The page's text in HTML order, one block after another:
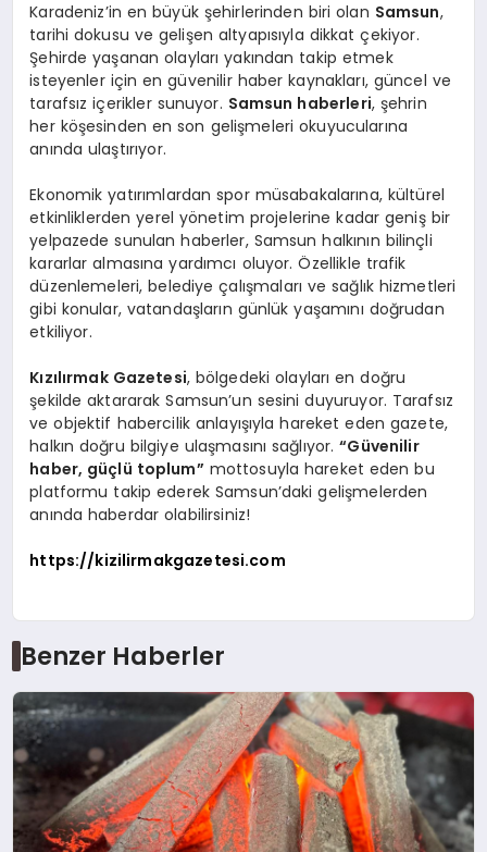
Karadeniz’in en büyük şehirlerinden biri olan Samsun,
tarihi dokusu ve gelişen altyapısıyla dikkat çekiyor.
Şehirde yaşanan olayları yakından takip etmek
isteyenler için en güvenilir haber kaynakları, güncel ve
tarafsız içerikler sunuyor. Samsun haberleri, şehrin
her köşesinden en son gelişmeleri okuyucularına
anında ulaştırıyor.
Ekonomik yatırımlardan spor müsabakalarına, kültürel
etkinliklerden yerel yönetim projelerine kadar geniş bir
yelpazede sunulan haberler, Samsun halkının bilinçli
kararlar almasına yardımcı oluyor. Özellikle trafik
düzenlemeleri, belediye çalışmaları ve sağlık hizmetleri
gibi konular, vatandaşların günlük yaşamını doğrudan
etkiliyor.
Kızılırmak Gazetesi, bölgedeki olayları en doğru
şekilde aktararak Samsun’un sesini duyuruyor. Tarafsız
ve objektif habercilik anlayışıyla hareket eden gazete,
halkın doğru bilgiye ulaşmasını sağlıyor.“Güvenilir
haber, güçlü toplum” mottosuyla hareket eden bu
platformu takip ederek Samsun’daki gelişmelerden
anında haberdar olabilirsiniz!
https://kizilirmakgazetesi.com
Benzer Haberler